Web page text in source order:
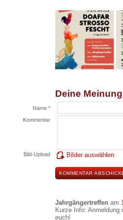
Deine Meinung
Name *
Kommentar
Bild-Upload Bilder auswählen
Jahrgängertreffen am
Kurze Info: Anmeldung
euch!